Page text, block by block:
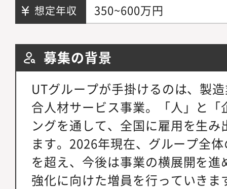
想定年収 350~600万円
募集の背景
UTグループが手掛けるのは、製
合人材サービス事業。「人」と
ングを通して、全国に雇用を生
ます。2026年現在、グループ全
を超え、今後は事業の横展開を
強化に向けた増員を行っていきま